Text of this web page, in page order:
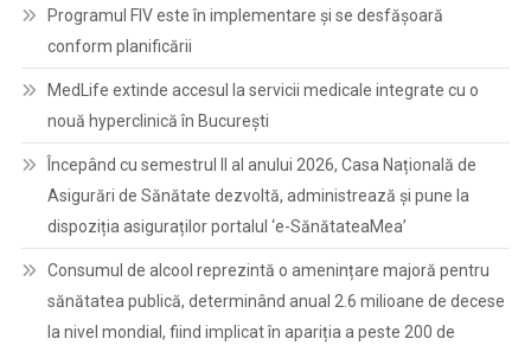
Programul FIV este în implementare și se desfășoară
conform planificării
MedLife extinde accesul la servicii medicale integrate cu o
nouă hyperclinică în București
Începând cu semestrul II al anului 2026, Casa Națională de
Asigurări de Sănătate dezvoltă, administrează și pune la
dispoziția asiguraților portalul ‘e-SănătateaMea’
Consumul de alcool reprezintă o amenințare majoră pentru
sănătatea publică, determinând anual 2.6 milioane de decese
la nivel mondial, fiind implicat în apariția a peste 200 de